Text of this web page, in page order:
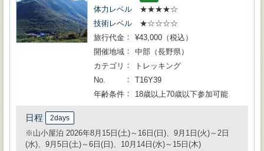
体力レベル
★★★★☆
技術レベル
★☆☆☆☆
旅行代金
¥43,000（税込）
開催地域
中部（長野県）
カテゴリ
トレッキング
No.
T16Y39
年齢条件
18歳以上70歳以下参加可能
日程 2days
※山小屋泊 2026年8月15日(土)～16日(日)、9月1日(火)～2日
(水)、9月5日(土)～6日(日)、10月14日(水)～15日(木)